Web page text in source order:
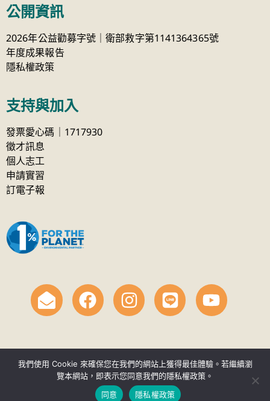
公開資訊
2026年公益勸募字號｜衛部救字第1141364365號
年度成果報告
隱私權政策
支持與加入
發票愛心碼｜1717930
徵才訊息
個人志工
申請實習
訂電子報
© 財團法人自然保育與環境資訊基金會 2026. All Rights
我們使用 Cookie 來確保您在我們的網站上獲得最佳體驗。若繼續瀏
覽本網站，即表示您同意我們的隱私權政策。
同意
隱私權政策